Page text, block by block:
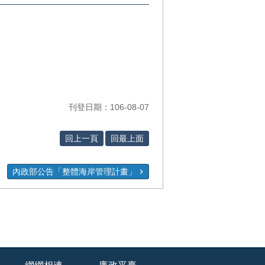
刊登日期：106-08-07
回上一頁 回最上面
內政部公告「整體海岸管理計畫」